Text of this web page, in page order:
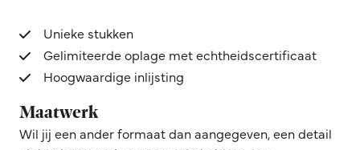
Unieke stukken
Gelimiteerde oplage met echtheidscertificaat
Hoogwaardige inlijsting
Maatwerk
Wil jij een ander formaat dan aangegeven, een detail